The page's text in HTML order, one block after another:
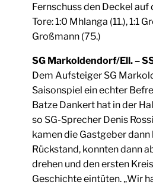
Fernschuss den Deckel auf
Tore: 1:0 Mhlanga (11.), 1:1
Großmann (75.)
SG Markoldendorf/Ell. –
Dem Aufsteiger SG
Saisonspiel ein echter
Batze Dankert hat in der
so SG-Sprecher Denis
kamen die Gastgeber
Rückstand, konnten dann
drehen und den ersten
Geschichte eintüten. „Wir